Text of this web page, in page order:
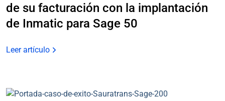
de su facturación con la implantación
de Inmatic para Sage 50
Leer artículo